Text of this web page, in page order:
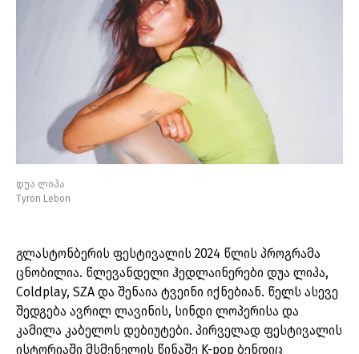
დუა ლიპა
Tyron Lebon
გლასტონბერის ფესტივალის 2024 წლის პროგრამა
ცნობილია. წლევანდელი ჰედლაინერები დუა ლიპა,
Coldplay, SZA და შენაია ტვეინი იქნებიან. წელს ასევე
შედგება ავრილ ლავინის, სინდი ლოპერისა და
კამილა კაბელოს დებიუტები. პირველად ფესტივალის
ისტორიაში მსმენელის წინაშე K-pop ბენდიც